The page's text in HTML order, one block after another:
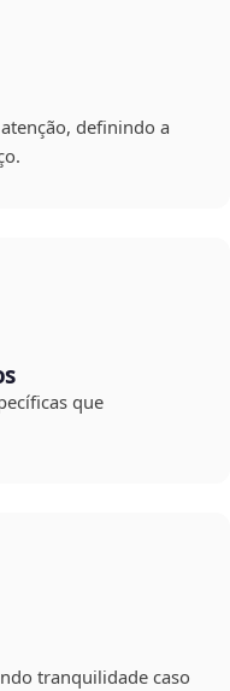
definindo a
que
tranquilidade caso